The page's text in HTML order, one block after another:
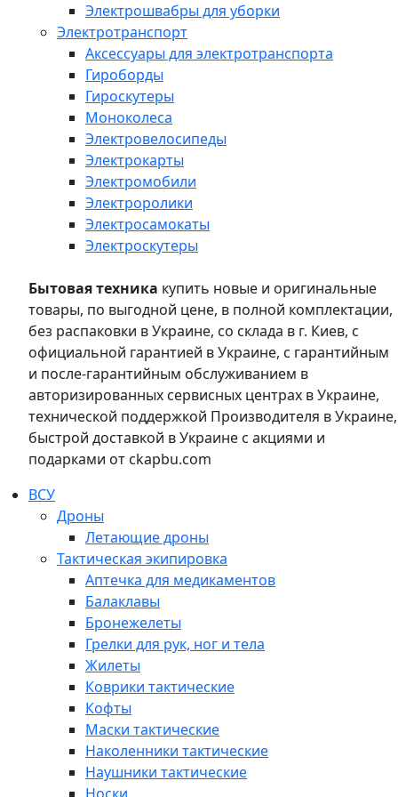
Электрошвабры для уборки
Электротранспорт
Аксессуары для электротранспорта
Гироборды
Гироскутеры
Моноколеса
Электровелосипеды
Электрокарты
Электромобили
Электроролики
Электросамокаты
Электроскутеры
Бытовая техника купить новые и оригинальные
товары, по выгодной цене, в полной комплектации,
без распаковки в Украине, со склада в г. Киев, с
официальной гарантией в Украине, с гарантийным
и после-гарантийным обслуживанием в
авторизированных сервисных центрах в Украине,
технической поддержкой Производителя в Украине,
быстрой доставкой в Украине с акциями и
подарками от ckapbu.com
ВСУ
Дроны
Летающие дроны
Тактическая экипировка
Аптечка для медикаментов
Балаклавы
Бронежелеты
Грелки для рук, ног и тела
Жилеты
Коврики тактические
Кофты
Маски тактические
Наколенники тактические
Наушники тактические